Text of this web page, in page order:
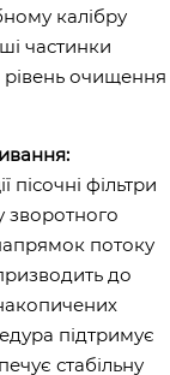
калібру
частинки
очищення
пісочні фільтри
зворотного
потоку
до
підтримує
стабільну